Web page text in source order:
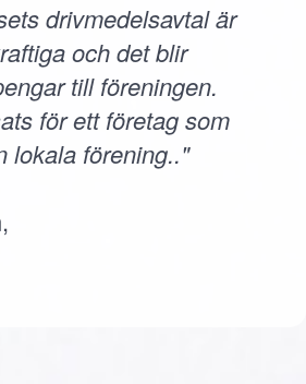
drivmedelsavtal är
och det blir
till föreningen.
för ett företag som
lokala förening.."